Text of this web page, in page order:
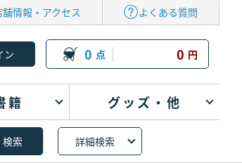
舗情報・アクセス よくある質問
0 点 0 円
籍 グッズ・他
詳細検索